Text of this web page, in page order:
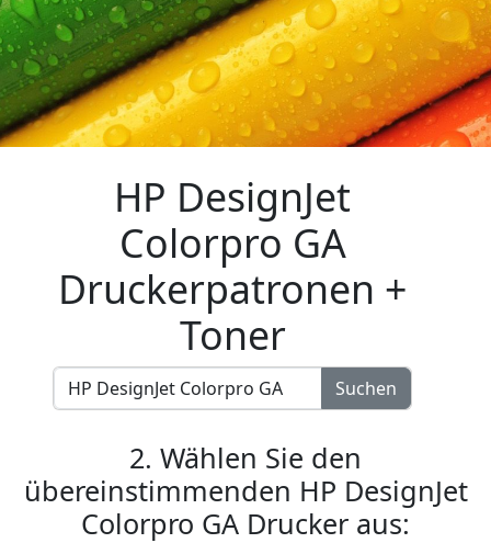
HP DesignJet
Colorpro GA
Druckerpatronen +
Toner
Suchen
2. Wählen Sie den
übereinstimmenden HP DesignJet
Colorpro GA Drucker aus: